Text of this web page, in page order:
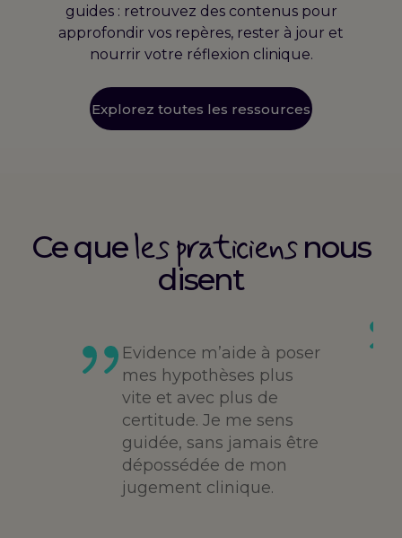
guides : retrouvez des contenus pour
approfondir vos repères, rester à jour et
nourrir votre réflexion clinique.
Explorez toutes les ressources
Ce queles praticiensnous
disent
Evidence m’aide à poser
mes hypothèses plus
vite et avec plus de
certitude. Je me sens
guidée, sans jamais être
dépossédée de mon
jugement clinique.